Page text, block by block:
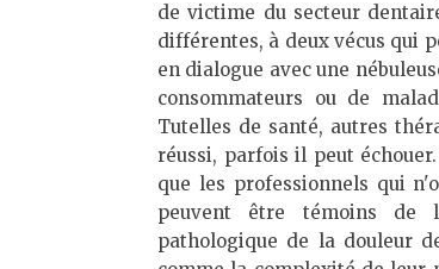
de victime du secteur
différentes, à deux vécus qui
en dialogue avec une
consommateurs ou de
Tutelles de santé, autres
réussi, parfois il peut
que les professionnels qui
peuvent être témoins de
pathologique de la douleur